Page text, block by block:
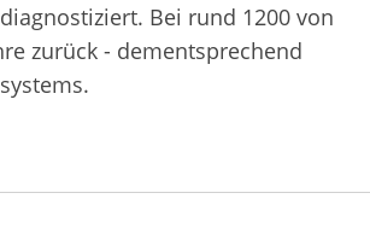
Bei rund 1200 von
zurück - dementsprechend